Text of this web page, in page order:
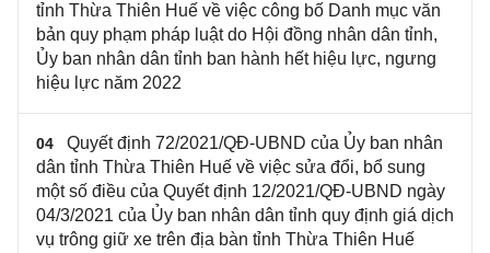
tỉnh Thừa Thiên Huế về việc công bố Danh mục văn
bản quy phạm pháp luật do Hội đồng nhân dân tỉnh,
Ủy ban nhân dân tỉnh ban hành hết hiệu lực, ngưng
hiệu lực năm 2022
04
Quyết định 72/2021/QĐ-UBND của Ủy ban nhân
dân tỉnh Thừa Thiên Huế về việc sửa đổi, bổ sung
một số điều của Quyết định 12/2021/QĐ-UBND ngày
04/3/2021 của Ủy ban nhân dân tỉnh quy định giá dịch
vụ trông giữ xe trên địa bàn tỉnh Thừa Thiên Huế